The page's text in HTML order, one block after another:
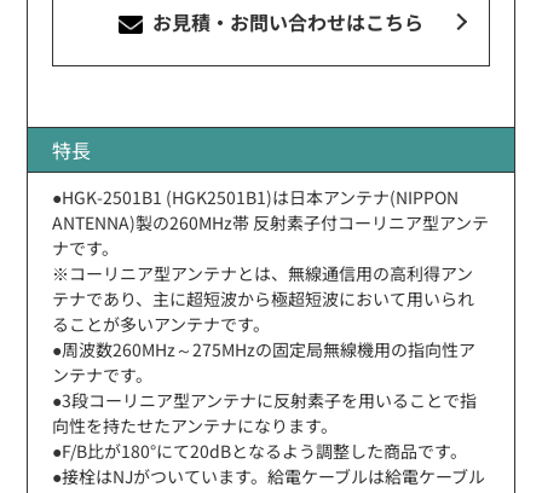
お見積・お問い合わせはこちら
特長
●HGK-2501B1 (HGK2501B1)は日本アンテナ(NIPPON
ANTENNA)製の260MHz帯 反射素子付コーリニア型アンテ
ナです。
※コーリニア型アンテナとは、無線通信用の高利得アン
テナであり、主に超短波から極超短波において用いられ
ることが多いアンテナです。
●周波数260MHz～275MHzの固定局無線機用の指向性ア
ンテナです。
●3段コーリニア型アンテナに反射素子を用いることで指
向性を持たせたアンテナになります。
●F/B比が180°にて20dBとなるよう調整した商品です。
●接栓はNJがついています。給電ケーブルは給電ケーブル